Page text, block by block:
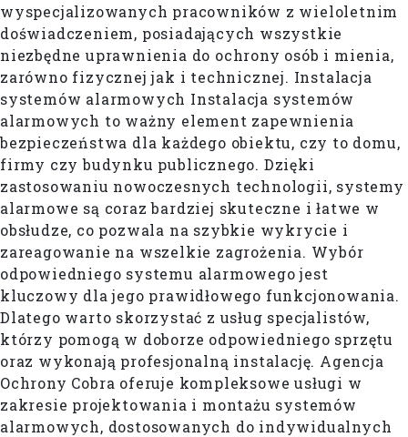
wyspecjalizowanych pracowników z wieloletnim
doświadczeniem, posiadających wszystkie
niezbędne uprawnienia do ochrony osób i mienia,
zarówno fizycznej jak i technicznej. Instalacja
systemów alarmowych Instalacja systemów
alarmowych to ważny element zapewnienia
bezpieczeństwa dla każdego obiektu, czy to domu,
firmy czy budynku publicznego. Dzięki
zastosowaniu nowoczesnych technologii, systemy
alarmowe są coraz bardziej skuteczne i łatwe w
obsłudze, co pozwala na szybkie wykrycie i
zareagowanie na wszelkie zagrożenia. Wybór
odpowiedniego systemu alarmowego jest
kluczowy dla jego prawidłowego funkcjonowania.
Dlatego warto skorzystać z usług specjalistów,
którzy pomogą w doborze odpowiedniego sprzętu
oraz wykonają profesjonalną instalację. Agencja
Ochrony Cobra oferuje kompleksowe usługi w
zakresie projektowania i montażu systemów
alarmowych, dostosowanych do indywidualnych